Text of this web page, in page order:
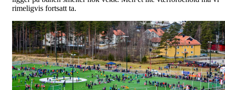
rimeligvis fortsatt ta.